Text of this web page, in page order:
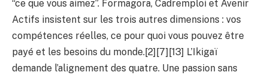
“ce que vous aimez”. Formagora, Cadremploi et Avenir
Actifs insistent sur les trois autres dimensions : vos
compétences réelles, ce pour quoi vous pouvez être
payé et les besoins du monde.[2][7][13] L’Ikigaï
demande l’alignement des quatre. Une passion sans